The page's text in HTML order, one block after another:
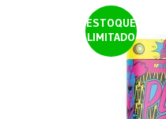
ESTOQUE
LIMITADO